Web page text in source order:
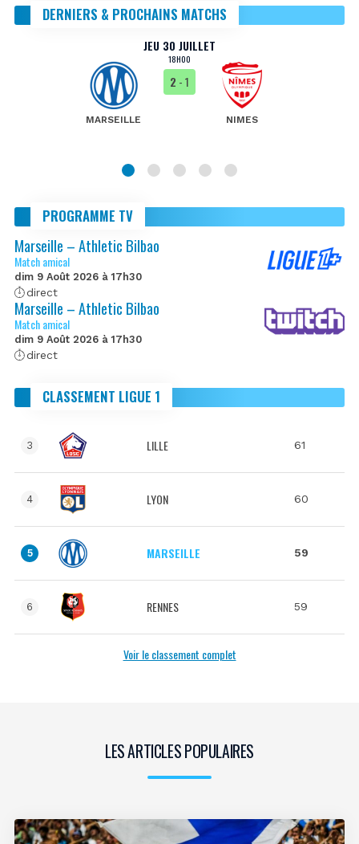
DERNIERS & PROCHAINS MATCHS
JEU 30 JUILLET
18H00
MARSEILLE
2 - 1
NIMES
PROGRAMME TV
Marseille – Athletic Bilbao
Match amical
dim 9 Août 2026 à 17h30
direct
Marseille – Athletic Bilbao
Match amical
dim 9 Août 2026 à 17h30
direct
CLASSEMENT LIGUE 1
3 LILLE 61
4 LYON 60
5 MARSEILLE 59
6 RENNES 59
Voir le classement complet
LES ARTICLES POPULAIRES